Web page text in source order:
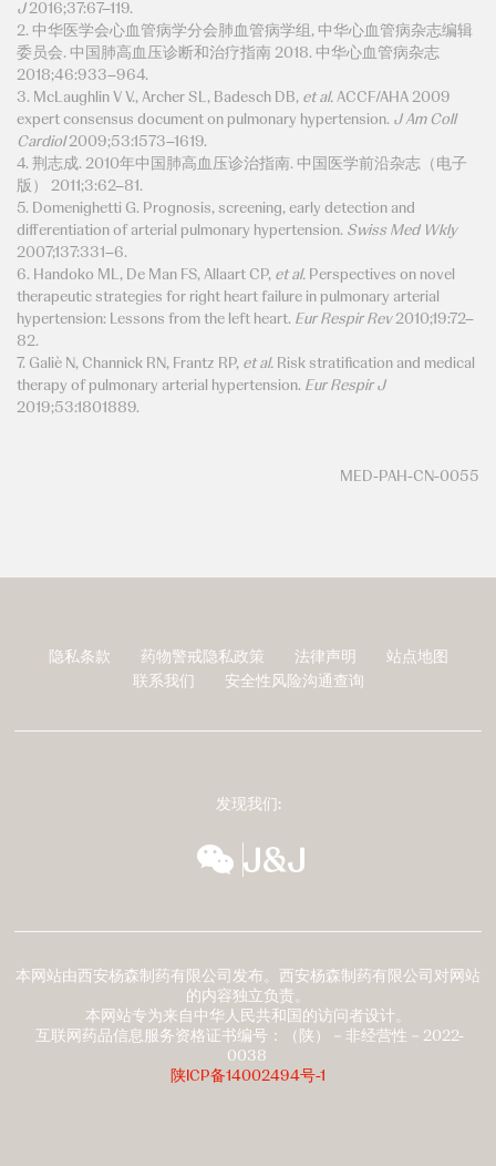
J2016;37:67–119.
2. 中华医学会心血管病学分会肺血管病学组, 中华心血管病杂志编辑
委员会. 中国肺高血压诊断和治疗指南 2018. 中华心血管病杂志
2018;46:933–964.
3. McLaughlin V V., Archer SL, Badesch DB, et al.ACCF/AHA 2009
expert consensus document on pulmonary hypertension. J Am Coll
Cardiol2009;53:1573–1619.
4. 荆志成. 2010年中国肺高血压诊治指南. 中国医学前沿杂志（电子
版） 2011;3:62–81.
5. Domenighetti G. Prognosis, screening, early detection and
differentiation of arterial pulmonary hypertension. Swiss Med Wkly
2007;137:331–6.
6. Handoko ML, De Man FS, Allaart CP, et al. Perspectives on novel
therapeutic strategies for right heart failure in pulmonary arterial
hypertension: Lessons from the left heart. Eur Respir Rev2010;19:72–
82.
7. Galiè N, Channick RN, Frantz RP, et al. Risk stratification and medical
therapy of pulmonary arterial hypertension. Eur Respir J
2019;53:1801889.
MED-PAH-CN-0055
隐私条款 药物警戒隐私政策 法律声明
站点地图
联系我们
安全性风险沟通查询
发现我们:
wechat
本网站由西安杨森制药有限公司发布。西安杨森制药有限公司对网站
的内容独立负责。
本网站专为来自中华人民共和国的访问者设计。
互联网药品信息服务资格证书编号：（陕）－非经营性－2022-
0038
陕ICP备14002494号-1